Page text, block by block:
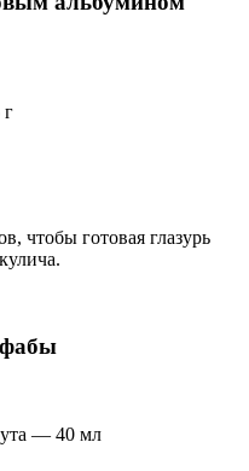
чтобы готовая глазурь
— 40 мл